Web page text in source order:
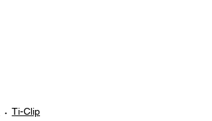
Ti-Clip